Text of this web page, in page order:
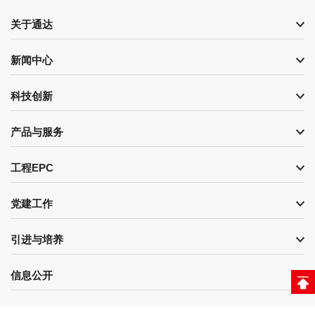
关于通达
新闻中心
科技创新
产品与服务
工程EPC
党建工作
引进与培养
信息公开